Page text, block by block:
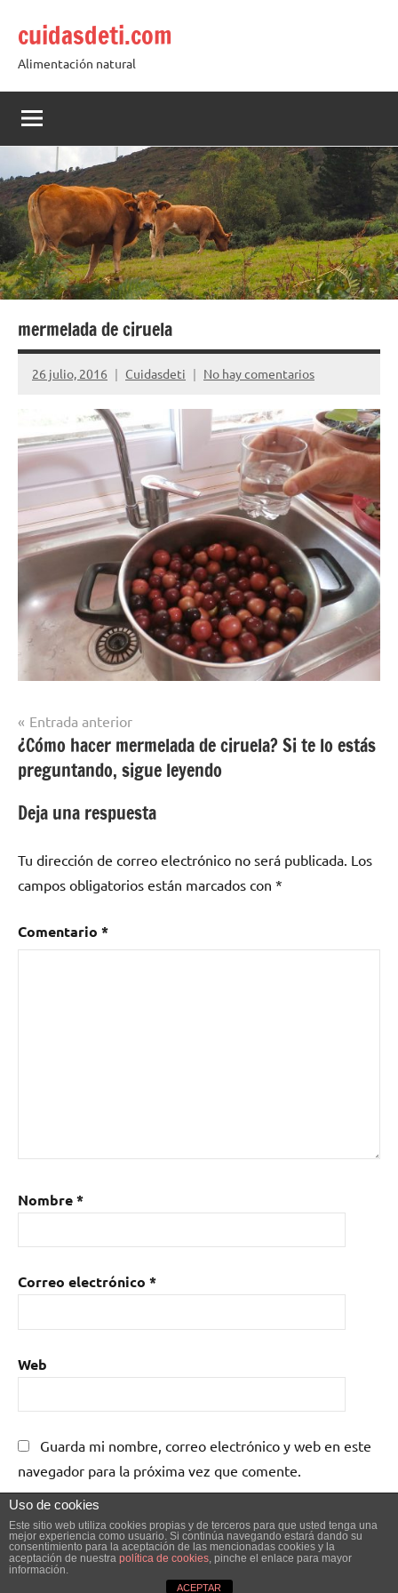
contenido
cuidasdeti.com
Alimentación natural
mermelada de ciruela
26 julio, 2016 Cuidasdeti No hay comentarios
Navegación
de
entradas
Entrada anterior
¿Cómo hacer mermelada de ciruela? Si te lo estás
preguntando, sigue leyendo
Deja una respuesta
Tu dirección de correo electrónico no será publicada. Los
campos obligatorios están marcados con *
Comentario *
Nombre*
Correo electrónico *
Web
Guarda mi nombre, correo electrónico y web en este
navegador para la próxima vez que comente.
Tema de WordPress: Dynamico de ThemeZee.
Uso de cookies
Este sitio web utiliza cookies propias y de terceros para que usted tenga una
mejor experiencia como usuario. Si continúa navegando estará dando su
consentimiento para la aceptación de las mencionadas cookies y la
aceptación de nuestra política de cookies, pinche el enlace para mayor
información.
ACEPTAR